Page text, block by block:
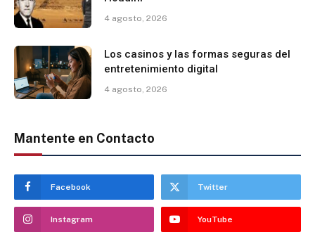
4 agosto, 2026
Los casinos y las formas seguras del
entretenimiento digital
4 agosto, 2026
Mantente en Contacto
Facebook Twitter
Instagram YouTube